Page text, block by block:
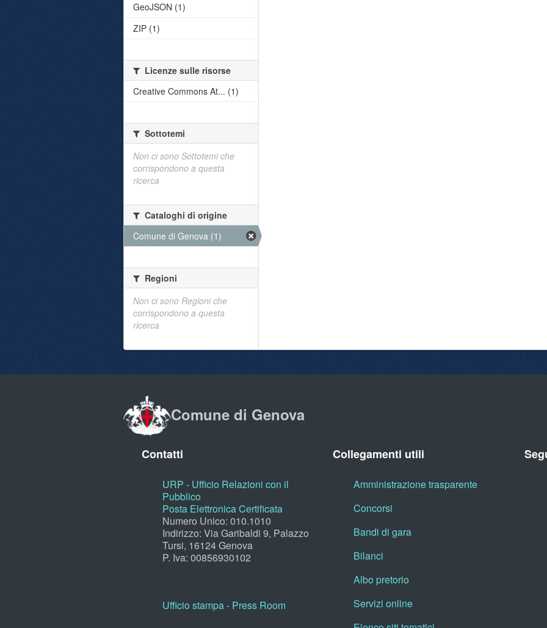
GeoJSON (1)
ZIP (1)
Licenze sulle risorse
Creative Commons At... (1)
Sottotemi
Non ci sono Sottotemi che
corrispondono a questa
ricerca
Cataloghi di origine
Comune di Genova (1)
Regioni
Non ci sono Regioni che
corrispondono a questa
ricerca
Comune di Genova
Contatti
URP - Ufficio Relazioni con il
Pubblico
Posta Elettronica Certificata
Numero Unico: 010.1010
Indirizzo: Via Garibaldi 9, Palazzo
Tursi, 16124 Genova
P. Iva: 00856930102
Ufficio stampa - Press Room
Collegamenti utili
Amministrazione trasparente
Concorsi
Bandi di gara
Bilanci
Albo pretorio
Servizi online